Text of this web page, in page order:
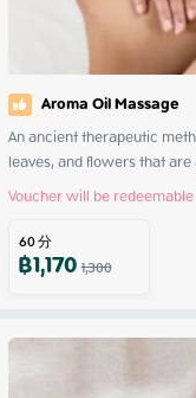
Aroma Oil Massage
An ancient therapeutic
leaves, and flowers that
Voucher will be
60分
฿1,1701,300